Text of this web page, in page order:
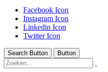
Facebook Icon
Instagram Icon
Linkedin Icon
Twitter Icon
Search Button Button